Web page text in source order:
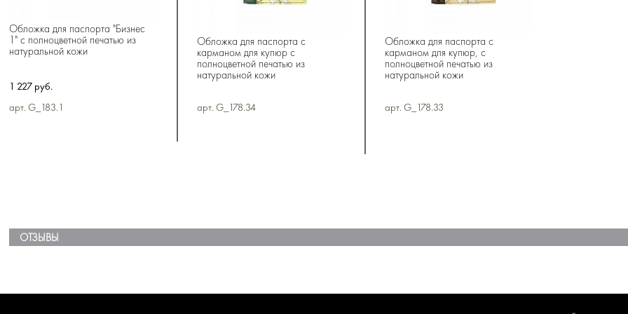
Обложка для паспорта "Бизнес
1" с полноцветной печатью из
натуральной кожи
1 227 руб.
арт. G_183.1
Обложка для паспорта с
карманом для купюр с
полноцветной печатью из
натуральной кожи
арт. G_178.34
Обложка для паспорта с
карманом для купюр, с
полноцветной печатью из
натуральной кожи
арт. G_178.33
ОТЗЫВЫ